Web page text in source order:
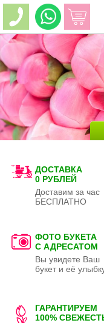
ДОСТАВКА
0 РУБЛЕЙ
Доставим за час
БЕСПЛАТНО
ФОТО БУКЕТА
С АДРЕСАТОМ
Вы увидете Ваш
букет и её
ГАРАНТИРУЕМ
100%